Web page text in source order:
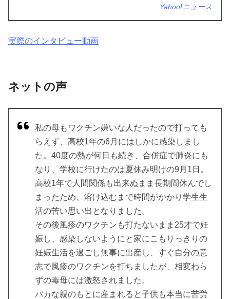
Yahoo!ニュース
実際のインタビュー動画
ネットの声
私の母もワクチン嫌いな人だったので打っても
らえず、高校1年の6月にはしかに感染しまし
た。40度の熱が何日も続き、合併症で肺炎にも
なり、学校に行けたのは夏休み明けの9月1日。
高校1年で人間関係も出来ぬまま長期間休んでし
まったため、溶け込むまで時間がかかり学生生
活の苦い思い出となりました。
その後風疹のワクチンも打たないまま25才で妊
娠し、感染しないようにと家にこもりっきりの
妊娠生活を過ごし無事に出産し、すぐ自分の意
志で風疹のワクチンを打ちましたが、相変わら
ずの毒母には激怒されました。
バカな親のもとに産まれると子供も本当に苦労